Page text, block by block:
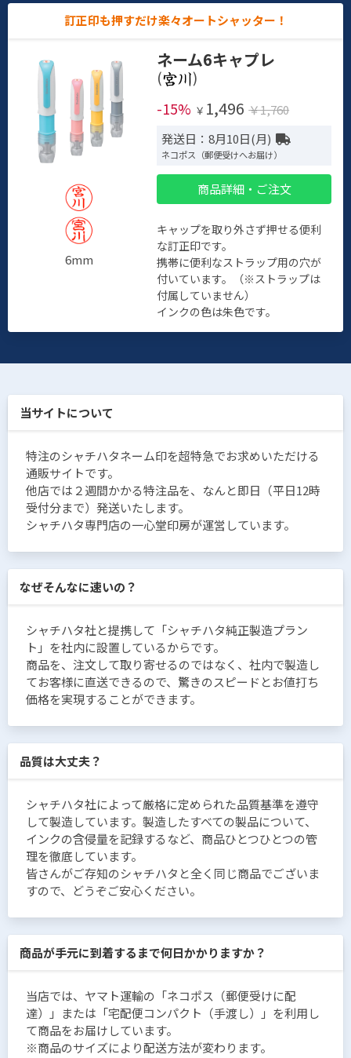
訂正印も押すだけ楽々オートシャッター！
6mm
ネーム6キャプレ
(
)
-15% ￥ 1,496 ￥1,760
発送日：8月10日(月)
ネコポス（郵便受けへお届け）
商品詳細・ご注文
キャップを取り外さず押せる便利
な訂正印です。
携帯に便利なストラップ用の穴が
付いています。（※ストラップは
付属していません）
インクの色は朱色です。
当サイトについて
特注のシャチハタネーム印を超特急でお求めいただける
通販サイトです。
他店では２週間かかる特注品を、なんと即日（平日12時
受付分まで）発送いたします。
シャチハタ専門店の一心堂印房が運営しています。
なぜそんなに速いの？
シャチハタ社と提携して「シャチハタ純正製造プラン
ト」を社内に設置しているからです。
商品を、注文して取り寄せるのではなく、社内で製造し
てお客様に直送できるので、驚きのスピードとお値打ち
価格を実現することができます。
品質は大丈夫？
シャチハタ社によって厳格に定められた品質基準を遵守
して製造しています。製造したすべての製品について、
インクの含侵量を記録するなど、商品ひとつひとつの管
理を徹底しています。
皆さんがご存知のシャチハタと全く同じ商品でございま
すので、どうぞご安心ください。
商品が手元に到着するまで何日かかりますか？
当店では、ヤマト運輸の「ネコポス（郵便受けに配
達）」または「宅配便コンパクト（手渡し）」を利用し
て商品をお届けしています。
※商品のサイズにより配送方法が変わります。